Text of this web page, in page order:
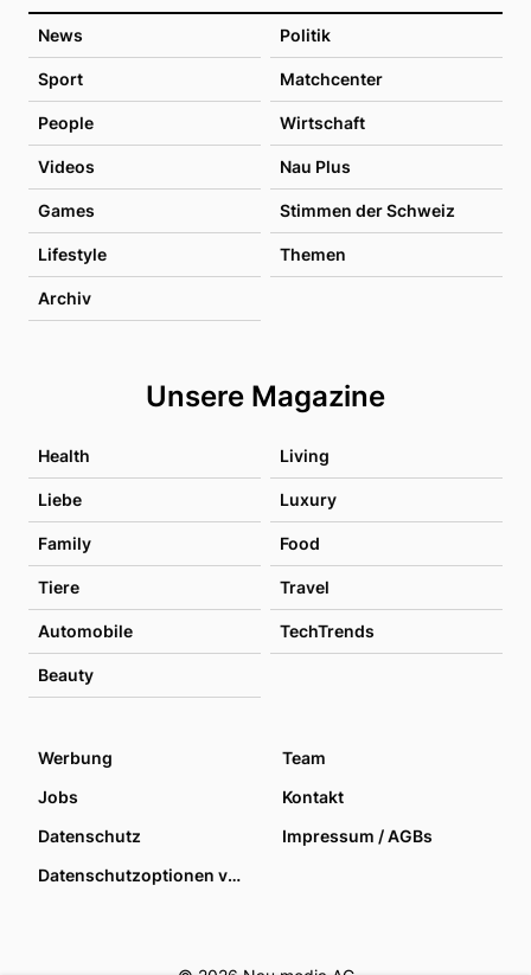
News Politik
Sport Matchcenter
People Wirtschaft
Videos Nau Plus
Games Stimmen der Schweiz
Lifestyle Themen
Archiv
Unsere Magazine
Health Living
Liebe Luxury
Family Food
Tiere Travel
Automobile TechTrends
Beauty
Werbung
Team
Jobs
Kontakt
Datenschutz
Impressum / AGBs
Datenschutzoptionen verwalten